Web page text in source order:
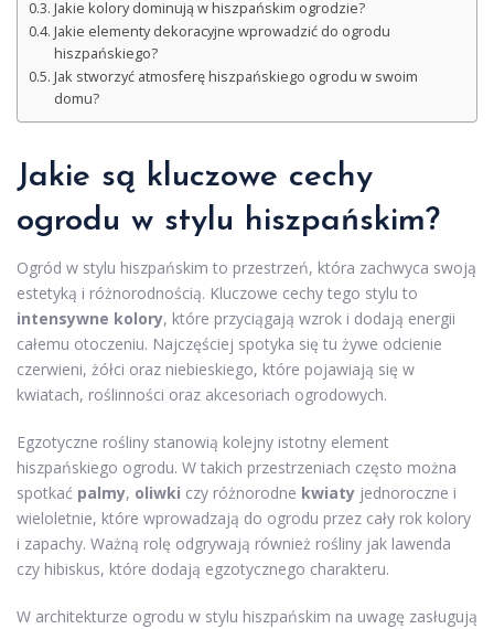
Jakie kolory dominują w hiszpańskim ogrodzie?
Jakie elementy dekoracyjne wprowadzić do ogrodu
hiszpańskiego?
Jak stworzyć atmosferę hiszpańskiego ogrodu w swoim
domu?
Jakie są kluczowe cechy
ogrodu w stylu hiszpańskim?
Ogród w stylu hiszpańskim to przestrzeń, która zachwyca swoją
estetyką i różnorodnością. Kluczowe cechy tego stylu to
intensywne kolory, które przyciągają wzrok i dodają energii
całemu otoczeniu. Najczęściej spotyka się tu żywe odcienie
czerwieni, żółci oraz niebieskiego, które pojawiają się w
kwiatach, roślinności oraz akcesoriach ogrodowych.
Egzotyczne rośliny stanowią kolejny istotny element
hiszpańskiego ogrodu. W takich przestrzeniach często można
spotkać palmy, oliwki czy różnorodne kwiaty jednoroczne i
wieloletnie, które wprowadzają do ogrodu przez cały rok kolory
i zapachy. Ważną rolę odgrywają również rośliny jak lawenda
czy hibiskus, które dodają egzotycznego charakteru.
W architekturze ogrodu w stylu hiszpańskim na uwagę zasługują